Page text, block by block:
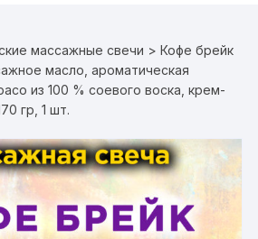
массажные свечи > Кофе брейк
масло, ароматическая
из 100 % соевого воска, крем-
гр, 1 шт.